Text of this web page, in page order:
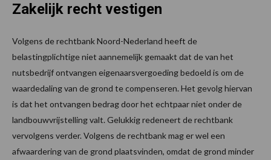
Zakelijk recht vestigen
Volgens de rechtbank Noord-Nederland heeft de
belastingplichtige niet aannemelijk gemaakt dat de van het
nutsbedrijf ontvangen eigenaarsvergoeding bedoeld is om de
waardedaling van de grond te compenseren. Het gevolg hiervan
is dat het ontvangen bedrag door het echtpaar niet onder de
landbouwvrijstelling valt. Gelukkig redeneert de rechtbank
vervolgens verder. Volgens de rechtbank mag er wel een
afwaardering van de grond plaatsvinden, omdat de grond minder